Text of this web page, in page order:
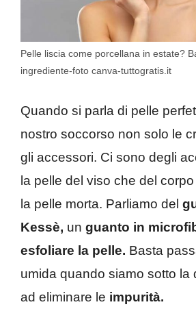
Pelle liscia come porcellana in estate?
ingrediente-foto canva-tuttogratis.it
Quando si parla di pelle
nostro soccorso non solo le
gli accessori. Ci sono degli
la pelle del viso che del
la pelle morta. Parliamo del
Kessè, un guanto in
esfoliare la pelle. Basta
umida quando siamo sotto la
ad eliminare le impurità.